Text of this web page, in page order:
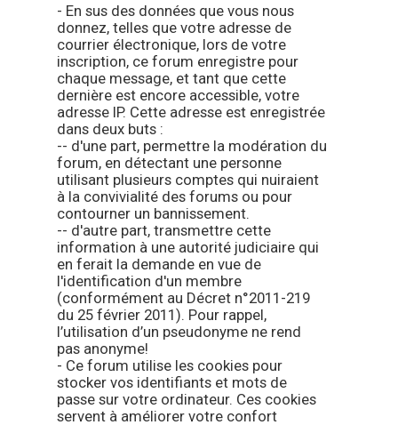
- En sus des données que vous nous
donnez, telles que votre adresse de
courrier électronique, lors de votre
inscription, ce forum enregistre pour
chaque message, et tant que cette
dernière est encore accessible, votre
adresse IP. Cette adresse est enregistrée
dans deux buts :
-- d'une part, permettre la modération du
forum, en détectant une personne
utilisant plusieurs comptes qui nuiraient
à la convivialité des forums ou pour
contourner un bannissement.
-- d'autre part, transmettre cette
information à une autorité judiciaire qui
en ferait la demande en vue de
l'identification d'un membre
(conformément au Décret n°2011-219
du 25 février 2011). Pour rappel,
l’utilisation d’un pseudonyme ne rend
pas anonyme!
- Ce forum utilise les cookies pour
stocker vos identifiants et mots de
passe sur votre ordinateur. Ces cookies
servent à améliorer votre confort